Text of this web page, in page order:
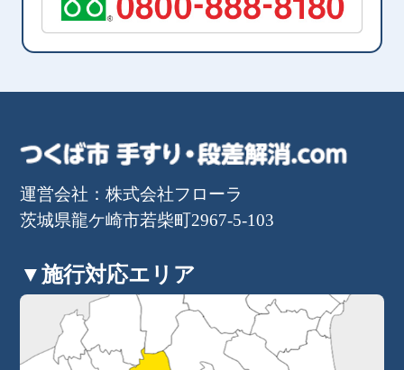
運営会社：株式会社フローラ
茨城県龍ケ崎市若柴町2967-5-103
▼施行対応エリア